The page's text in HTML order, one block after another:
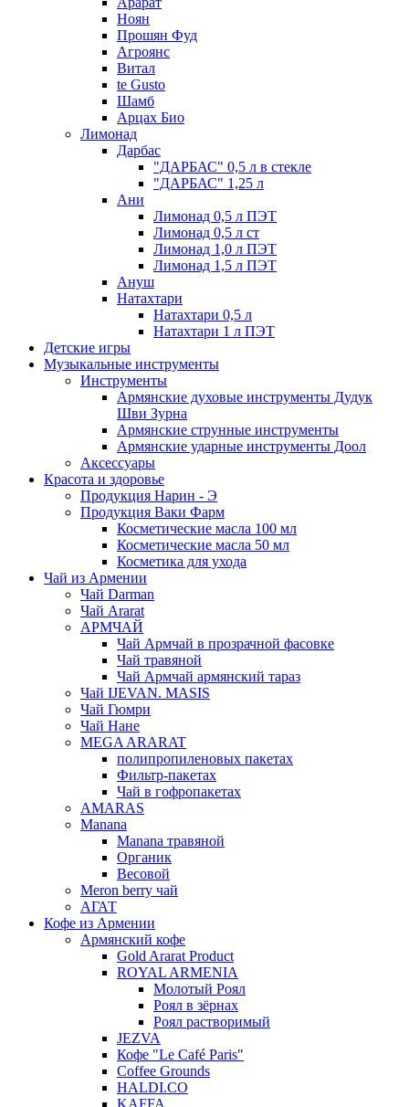
Ноян
Прошян Фуд
Агроянс
Витал
te Gusto
Шамб
Арцах Био
Лимонад
Дарбас
"ДАРБАС" 0,5 л в стекле
"ДАРБАС" 1,25 л
Ани
Лимонад 0,5 л ПЭТ
Лимонад 0,5 л ст
Лимонад 1,0 л ПЭТ
Лимонад 1,5 л ПЭТ
Ануш
Натахтари
Натахтари 0,5 л
Натахтари 1 л ПЭТ
Детские игры
Музыкальные инструменты
Инструменты
Армянские духовые инструменты Дудук
Шви Зурна
Армянские струнные инструменты
Армянские ударные инструменты Доол
Аксессуары
Красота и здоровье
Продукция Нарин - Э
Продукция Ваки Фарм
Косметические масла 100 мл
Косметические масла 50 мл
Косметика для ухода
Чай из Армении
Чай Darman
Чай Ararat
АРМЧАЙ
Чай Армчай в прозрачной фасовке
Чай травяной
Чай Армчай армянский тараз
Чай IJEVAN. MASIS
Чай Гюмри
Чай Нане
MEGA ARARAT
полипропиленовых пакетах
Фильтр-пакетах
Чай в гофропакетах
AMARAS
Manana
Manana травяной
Органик
Весовой
Meron berry чай
АГАТ
Кофе из Армении
Армянский кофе
Gold Ararat Product
ROYAL ARMENIA
Молотый Роял
Роял в зёрнах
Роял растворимый
JEZVA
Кофе "Le Café Paris"
Coffee Grounds
HALDI.CO
KAFFA